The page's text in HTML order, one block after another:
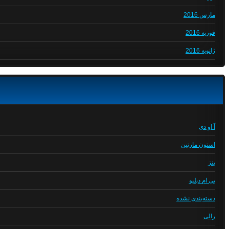
مارس 2016
فوریه 2016
ژانویه 2016
آ او دی
استون مارتین
بنز
بی ام دبلیو
دسته‌بندی نشده
رالی